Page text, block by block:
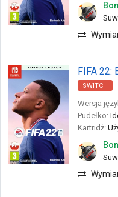
FIFA 22:
SWITCH
Wersja
Pudełko:
Kartridż: